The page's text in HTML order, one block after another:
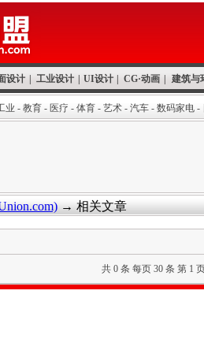
设计 工业设计 UI设计 CG·动画 建筑与
业 - 教育 - 医疗 - 体育 - 艺术 - 汽车 - 数码家电 -
→ 相关文章
共 0 条 每页 30 条 第 1